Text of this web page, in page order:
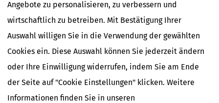
Angebote zu personalisieren, zu verbessern und
wirtschaftlich zu betreiben. Mit Bestätigung Ihrer
Auswahl willigen Sie in die Verwendung der gewählten
Cookies ein. Diese Auswahl können Sie jederzeit ändern
oder Ihre Einwilligung widerrufen, indem Sie am Ende
der Seite auf "Cookie Einstellungen" klicken. Weitere
Informationen finden Sie in unseren
NACHDiGAL
Kommission